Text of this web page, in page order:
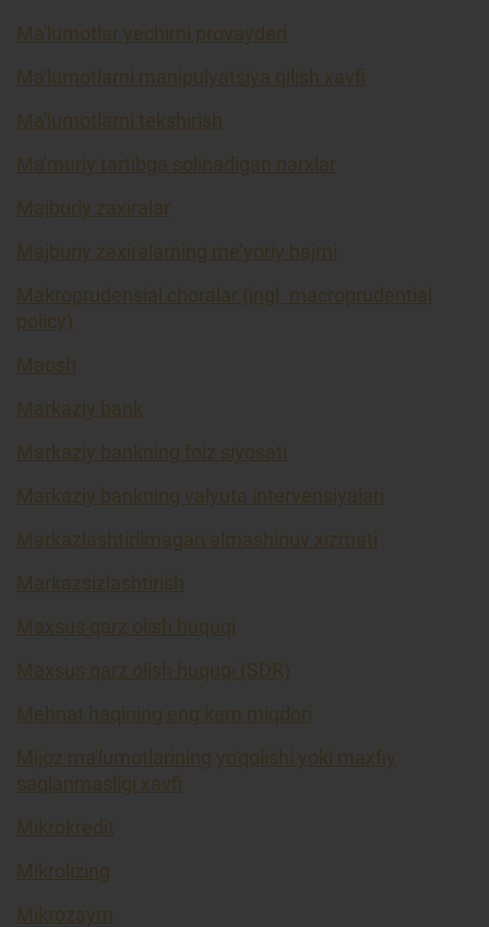
Ma'lumotlar yechimi provayderi
Ma'lumotlarni manipulyatsiya qilish xavfi
Ma'lumotlarni tekshirish
Ma'muriy tartibga solinadigan narxlar
Majburiy zaxiralar
Majburiy zaxiralarning me’yoriy hajmi
Makroprudensial choralar (ingl. macroprudential
policy)
Maosh
Markaziy bank
Markaziy bankning foiz siyosati
Markaziy bankning valyuta intervensiyalari
Markazlashtirilmagan almashinuv xizmati
Markazsizlashtirish
Maxsus qarz olish huquqi
Maxsus qarz olish huquqi (SDR)
Mehnat haqining eng kam miqdori
Mijoz ma'lumotlarining yo'qolishi yoki maxfiy
saqlanmasligi xavfi
Mikrokredit
Mikrolizing
Mikrozaym